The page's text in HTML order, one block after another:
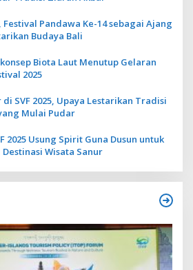
Pandawa Ke-14 sebagai Ajang
Budaya Bali
Biota Laut Menutup Gelaran
2025
SVF 2025, Upaya Lestarikan Tradisi
Mulai Pudar
2025 Usung Spirit Guna Dusun untuk
Wisata Sanur